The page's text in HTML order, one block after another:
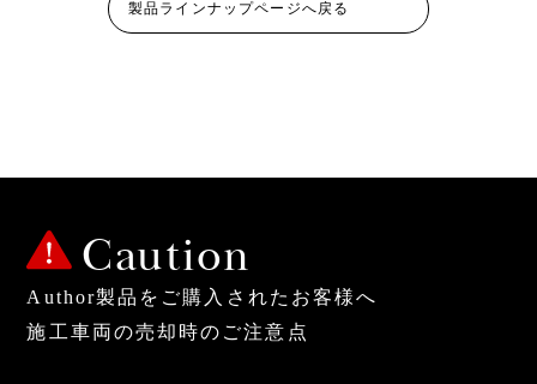
製品ラインナップページへ戻る
Caution
Author製品をご購入されたお客様へ
施工車両の売却時のご注意点